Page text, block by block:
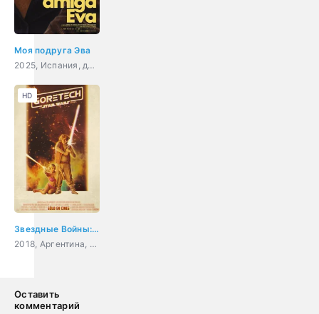
Моя подруга Эва
2025, Испания, драма
Звездные Войны: Гортех
2018, Аргентина, фантастика, боевик, комедия
HD
Оставить
комментарий